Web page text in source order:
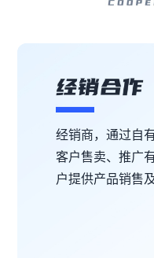
经销商，通过自
客户售卖、推广
户提供产品销售